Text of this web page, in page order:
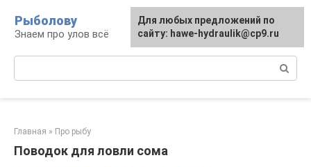
контенту
Рыболову
Знаем про улов всё
Главная » Про рыбу
Поводок для ловли сома
Для любых предложений по
сайту: hawe-hydraulik@cp9.ru